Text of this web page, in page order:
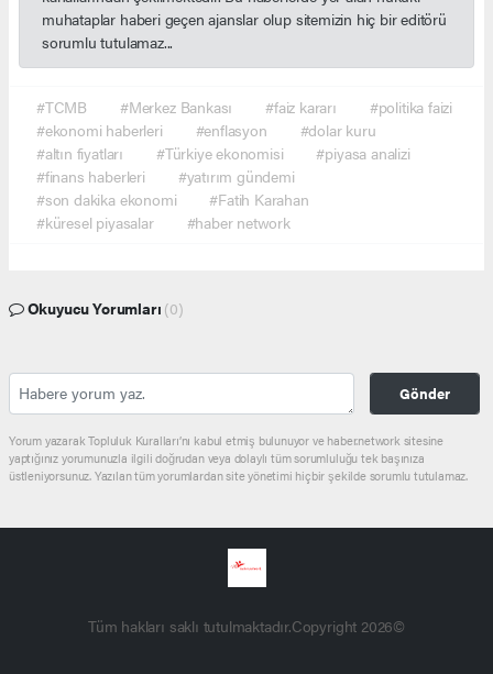
muhataplar haberi geçen ajanslar olup sitemizin hiç bir editörü
sorumlu tutulamaz...
#TCMB #Merkez Bankası #faiz kararı
#politika faizi
#ekonomi haberleri
#enflasyon
#dolar kuru
#altın fiyatları
#Türkiye ekonomisi
#piyasa analizi
#finans haberleri
#yatırım gündemi
#son dakika ekonomi
#Fatih Karahan
#küresel piyasalar
#haber network
Okuyucu Yorumları (0)
Gönder
Yorum yazarak Topluluk Kuralları’nı kabul etmiş bulunuyor ve haber.network sitesine
yaptığınız yorumunuzla ilgili doğrudan veya dolaylı tüm sorumluluğu tek başınıza
üstleniyorsunuz. Yazılan tüm yorumlardan site yönetimi hiçbir şekilde sorumlu tutulamaz.
Tüm hakları saklı tutulmaktadır.Copyright 2026©